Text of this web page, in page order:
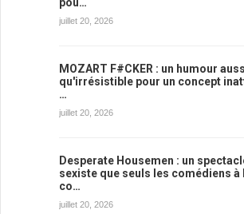
juillet 20, 2026
MOZART F#CKER : un humour
qu'irrésistible pour un concept
…
juillet 20, 2026
Desperate Housemen : un
sexiste que seuls les comédiens à
co…
juillet 20, 2026